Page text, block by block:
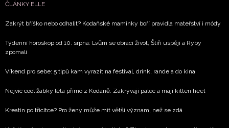
ČLÁNKY ELLE
Zakrýt bříško nebo odhalit? Kodaňské maminky boří pravidla mateřství i módy
Týdenní horoskop od 10. srpna: Lvům se obrací život, Štíři uspějí a Ryby
zpomalí
Víkend pro sebe: 5 tipů kam vyrazit na festival, drink, rande a do kina
Nejvíc cool žabky léta přímo z Kodaně. Zakrývají palec a mají kitten heel
Kreatin po třicítce? Pro ženy může mít větší význam, než se zdá